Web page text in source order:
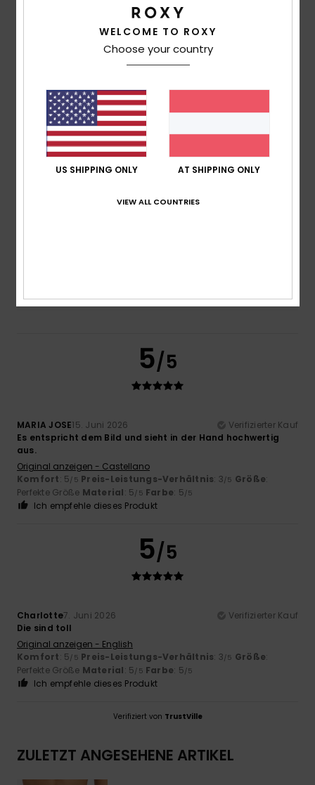
basierend auf2 verifizierten Bewertungen
2026
Komfort
Preis-Leistungs-Verhältnis
5/5
MARIA JOSE15. Juni 2026
Verifizierter Kauf
Es entspricht dem Bild und sieht in der Hand hochwertig
aus.
Original anzeigen - Castellano
Komfort: 5/5 Preis-Leistungs-Verhältnis: 3/5 Größe:
Perfekte Größe Material: 5/5 Farbe: 5/5
Ich empfehle dieses Produkt
5/5
Charlotte7. Juni 2026
Verifizierter Kauf
Die sind toll
Original anzeigen - English
Komfort: 5/5 Preis-Leistungs-Verhältnis: 3/5 Größe:
Perfekte Größe Material: 5/5 Farbe: 5/5
Ich empfehle dieses Produkt
Verifiziert von TrustVille
ZULETZT ANGESEHENE ARTIKEL
WELCOME TO ROXY
Choose your country
US SHIPPING ONLY AT SHIPPING ONLY
VIEW ALL COUNTRIES